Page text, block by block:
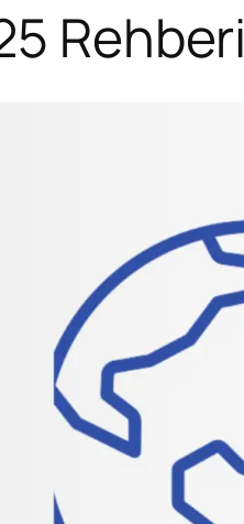
Rehberi